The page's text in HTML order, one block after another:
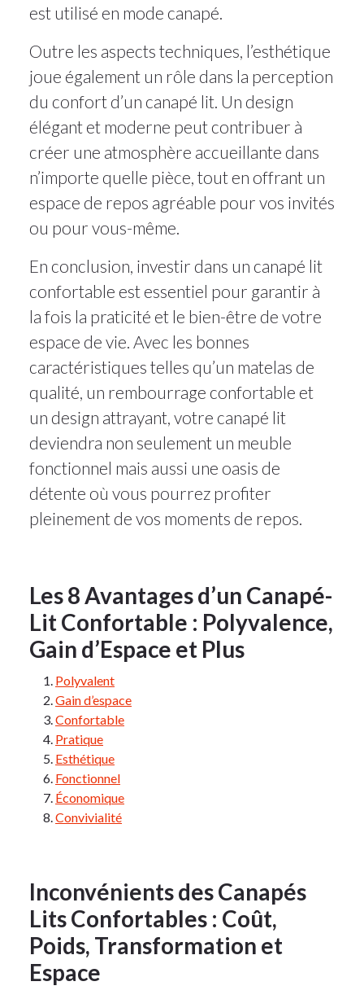
est utilisé en mode canapé.
Outre les aspects techniques, l’esthétique
joue également un rôle dans la perception
du confort d’un canapé lit. Un design
élégant et moderne peut contribuer à
créer une atmosphère accueillante dans
n’importe quelle pièce, tout en offrant un
espace de repos agréable pour vos invités
ou pour vous-même.
En conclusion, investir dans un canapé lit
confortable est essentiel pour garantir à
la fois la praticité et le bien-être de votre
espace de vie. Avec les bonnes
caractéristiques telles qu’un matelas de
qualité, un rembourrage confortable et
un design attrayant, votre canapé lit
deviendra non seulement un meuble
fonctionnel mais aussi une oasis de
détente où vous pourrez profiter
pleinement de vos moments de repos.
Les 8 Avantages d’un Canapé-
Lit Confortable : Polyvalence,
Gain d’Espace et Plus
Polyvalent
Gain d’espace
Confortable
Pratique
Esthétique
Fonctionnel
Économique
Convivialité
Inconvénients des Canapés
Lits Confortables : Coût,
Poids, Transformation et
Espace